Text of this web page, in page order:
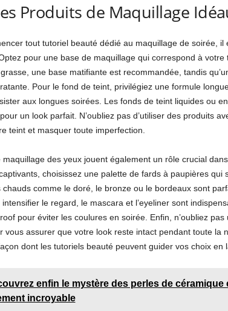
Produits de Maquillage
tout tutoriel beauté dédié au maquillage de soirée, il
pour une base de maquillage qui correspond à votre
une base matifiante est recommandée, tandis
Pour le fond de teint, privilégiez une formule
aux longues soirées. Les fonds de teint liquides ou
un look parfait. N’oubliez pas d’utiliser des produits
teint et masquer toute imperfection.
maquillage des yeux jouent également un rôle crucial
choisissez une palette de fards à paupières qui
chauds comme le doré, le bronze ou le bordeaux sont
le regard, le mascara et l’eyeliner sont
pour éviter les coulures en soirée. Enfin, n’oubliez
vous assurer que votre look reste intact pendant toute la
dont les tutoriels beauté peuvent guider vos choix en
enfin le mystère des perles de céramique
incroyable